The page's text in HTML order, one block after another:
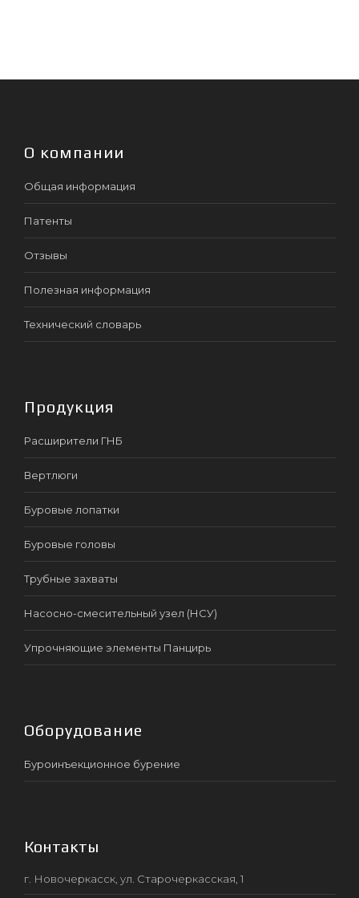
О компании
Общая информация
Патенты
Отзывы
Полезная информация
Технический словарь
Продукция
Расширители ГНБ
Вертлюги
Буровые лопатки
Буровые головы
Трубные захваты
Насосно-смесительный узел (НСУ)
Упрочняющие элементы Панцирь
Оборудование
Буроинъекционное бурение
Контакты
г. Новочеркасск, ул. Старочеркасская, 1